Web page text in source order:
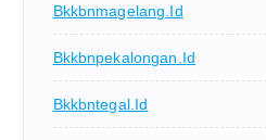
Bkkbnmagelang.id
Bkkbnpekalongan.id
Bkkbntegal.id